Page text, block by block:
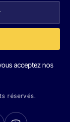
acceptez nos
réservés.